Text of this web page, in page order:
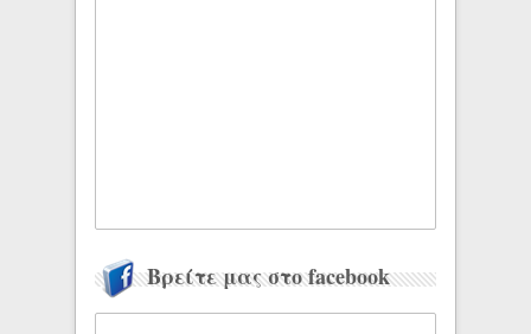
Βρείτε μας στο facebook